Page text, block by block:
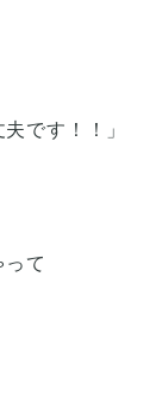
です！！」
て